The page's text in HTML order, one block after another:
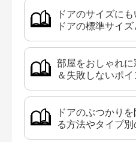
ドアのサイズに
ドアの標準サイズ
部屋をおしゃれ
＆失敗しないポイ
ドアのぶつかり
る方法やタイプ